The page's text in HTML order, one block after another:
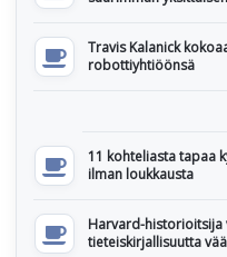
Travis Kalanick
robottiyhtiöönsä
11 kohteliasta tapaa
ilman loukkausta
Harvard-historioitsija
tieteiskirjallisuutta